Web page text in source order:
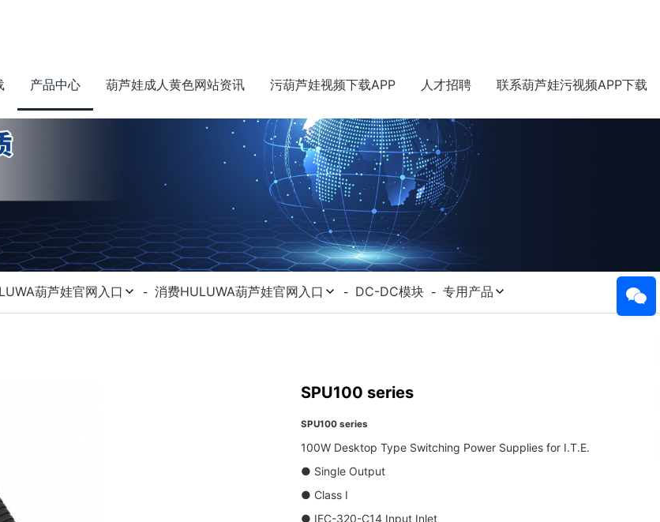
产品中心 葫芦娃成人黄色网站资讯 污葫芦娃视频下载APP 人才招聘 联系葫芦娃污视频APP下载
葫芦娃官网入口 - 消费HULUWA葫芦娃官网入口 - DC-DC模块 - 专用产品
SPU100 series
SPU100 series
100W Desktop Type Switching Power Supplies for I.T.E.
● Single Output
● Class I
● IEC-320-C14 Input Inlet